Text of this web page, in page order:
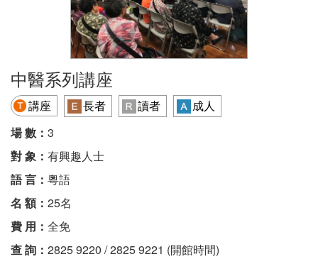
中醫系列講座
講座 長者 讀者
成人
場 數： 3
對 象： 有興趣人士
語 言： 粵語
名 額： 25名
費 用： 全免
查 詢： 2825 9220 / 2825 9221 (開館時間)